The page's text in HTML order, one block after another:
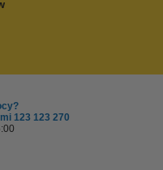
123 123 270